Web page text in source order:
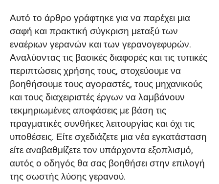
2. Διαφορές εφαρμογής μεταξύ
βιομηχανιών για εναέριες γερανογέφυρες
και γερανογέφυρες
Βιομηχανία Εφαρμογών Γερανών
Βιομηχανία εφαρμογών γερανών ατσάλινων
σκελετών
3. Σύγκριση κόστους για εναέριες
γερανογέφυρες και γερανογέφυρες
Επιλογή της καλύτερης λύσης γερανού
για το λειτουργικό σας περιβάλλον
Αυτό το άρθρο γράφτηκε για να παρέχει μια
σαφή και πρακτική σύγκριση μεταξύ των
εναέριων γερανών και των γερανογεφυρών.
Αναλύοντας τις βασικές διαφορές και τις τυπικές
περιπτώσεις χρήσης τους, στοχεύουμε να
βοηθήσουμε τους αγοραστές, τους μηχανικούς
και τους διαχειριστές έργων να λαμβάνουν
τεκμηριωμένες αποφάσεις με βάση τις
πραγματικές συνθήκες λειτουργίας και όχι τις
υποθέσεις. Είτε σχεδιάζετε μια νέα εγκατάσταση
είτε αναβαθμίζετε τον υπάρχοντα εξοπλισμό,
αυτός ο οδηγός θα σας βοηθήσει στην επιλογή
της σωστής λύσης γερανού.